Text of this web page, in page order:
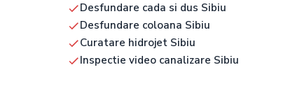
Desfundare cada si dus Sibiu
Desfundare coloana Sibiu
Curatare hidrojet Sibiu
Inspectie video canalizare Sibiu